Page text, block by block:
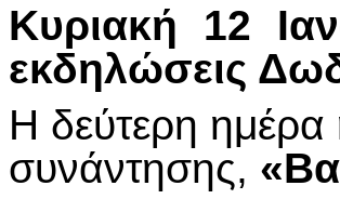
Κυριακή 12
εκδηλώσεις
Η δεύτερη ημέρα
συνάντησης,